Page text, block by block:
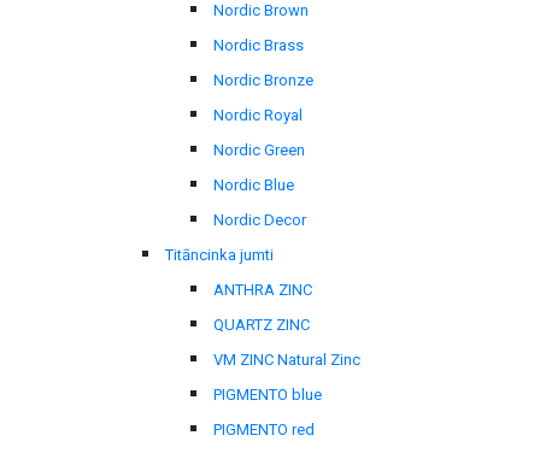
Nordic Brown
Nordic Brass
Nordic Bronze
Nordic Royal
Nordic Green
Nordic Blue
Nordic Decor
Titāncinka jumti
ANTHRA ZINC
QUARTZ ZINC
VM ZINC Natural Zinc
PIGMENTO blue
PIGMENTO red